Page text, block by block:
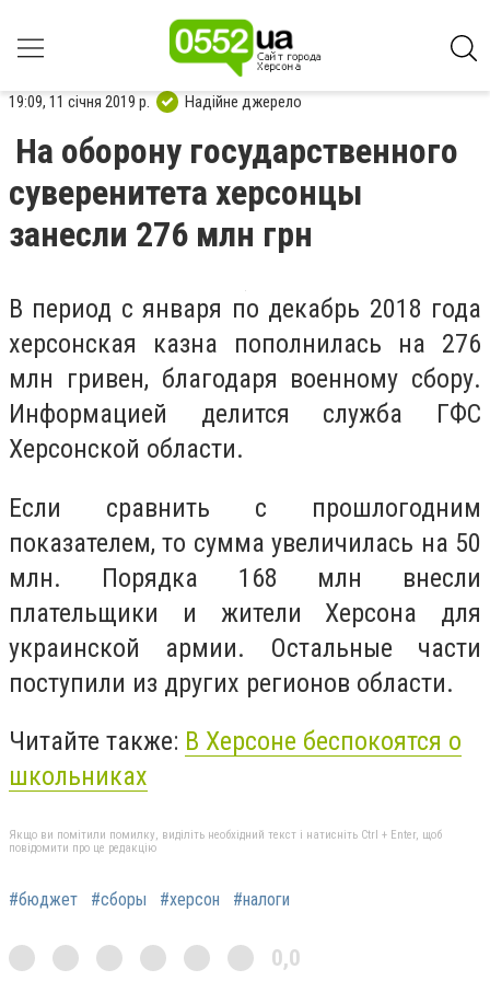
19:09, 11 січня 2019 р. Надійне джерело
На оборону государственного
суверенитета херсонцы
занесли 276 млн грн
В период с января по декабрь 2018 года
херсонская казна пополнилась на 276
млн гривен, благодаря военному сбору.
Информацией делится служба ГФС
Херсонской области.
Если сравнить с прошлогодним
показателем, то сумма увеличилась на 50
млн. Порядка 168 млн внесли
плательщики и жители Херсона для
украинской армии. Остальные части
поступили из других регионов области.
Читайте также: В Херсоне беспокоятся о
школьниках
Якщо ви помітили помилку, виділіть необхідний текст і натисніть Ctrl + Enter, щоб
повідомити про це редакцію
#бюджет #сборы #херсон #налоги
0,0